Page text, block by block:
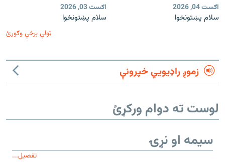
اګست 04, 2026
سلام پښتونخوا
اګست 03, 2026
سلام پښتونخوا
ټولې برخې وګورئ
زموږ راډیويي خپرونې
لوست ته دوام ورکړئ
سیمه او نړۍ
تفصیل...